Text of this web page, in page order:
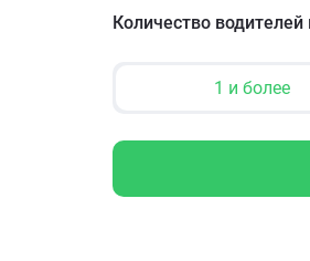
Количество водителей
1 и более